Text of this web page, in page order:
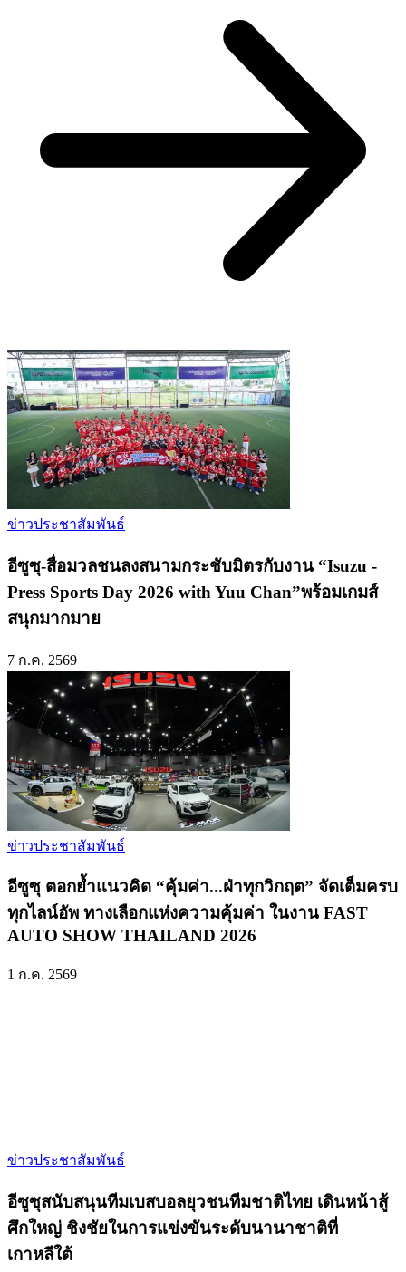
ข่าวประชาสัมพันธ์
อีซูซุ-สื่อมวลชนลงสนามกระชับมิตรกับงาน “Isuzu -
Press Sports Day 2026 with Yuu Chan”พร้อมเกมส์
สนุกมากมาย
7 ก.ค. 2569
ข่าวประชาสัมพันธ์
อีซูซุ ตอกย้ำแนวคิด “คุ้มค่า...ฝ่าทุกวิกฤต” จัดเต็มครบ
ทุกไลน์อัพ ทางเลือกแห่งความคุ้มค่า ในงาน FAST
AUTO SHOW THAILAND 2026
1 ก.ค. 2569
ข่าวประชาสัมพันธ์
อีซูซุสนับสนุนทีมเบสบอลยุวชนทีมชาติไทย เดินหน้าสู้
ศึกใหญ่ ชิงชัยในการแข่งขันระดับนานาชาติที่
เกาหลีใต้